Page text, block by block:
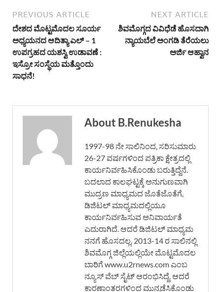
PREVIOUS ARTICLE
ದೇಶದ ಮೊಟ್ಟಮೊದಲ ಸೂರ್ಯ
ಅಧ್ಯಯನದ ಆದಿತ್ಯಾ ಎಲ್ – 1
ಉಪಗ್ರಹದ ಯಶಸ್ವಿ ಉಡಾವಣೆ :
ಇಸ್ರೋ ಸಂಸ್ಥೆಯ ಮತ್ತೊಂದು
ಸಾಧನೆ!
NEXT ARTICLE
ಶಿವಮೊಗ್ಗದ ವಿವಿಧೆಡೆ ಹೊಸದಾಗಿ
ನ್ಯಾಯಬೆಲೆ ಅಂಗಡಿ ತೆರೆಯಲು
ಅರ್ಜಿ ಆಹ್ವಾನ
About B.Renukesha
1997-98 ನೇ ಸಾಲಿನಿಂದ, ಸರಿಸುಮಾರು
26-27 ವರ್ಷಗಳಿಂದ ಪತ್ರಿಕಾ ಕ್ಷೇತ್ರದಲ್ಲಿ
ಕಾರ್ಯನಿರ್ವಹಿಸಿಕೊಂಡು ಬರುತ್ತಿದ್ದೆನೆ.
ಬದಲಾದ ಕಾಲಘಟ್ಟಕ್ಕೆ ಅನುಗುಣವಾಗಿ
ಮುದ್ರಣ ಮಾಧ್ಯಮದ ಜೊತೆಜೊತೆಗೆ,
ಡಿಜಿಟಲ್ ಮಾಧ್ಯಮದಲ್ಲಿಯೂ
ಕಾರ್ಯನಿರ್ವಹಿಸುವ ಅನಿವಾರ್ಯತೆ
ಎದುರಾಗಿದೆ. ಆದರೆ ಡಿಜಿಟಲ್ ಮಾಧ್ಯಮ
ನನಗೆ ಹೊಸದಲ್ಲ. 2013-14 ರ ಸಾಲಿನಲ್ಲಿ
ಶಿವಮೊಗ್ಗ ಜಿಲ್ಲೆಯಲ್ಲಿಯೇ ಮೊಟ್ಟಮೊದಲ
ಬಾರಿಗೆ www.u2rnews.com ಎಂಬ
ನ್ಯೂಸ್ ವೆಬ್ ಸೈಟ್ ಆರಂಭಿಸಿದ್ದೆ. ಆದರೆ
ಕಾರಣಾಂತರಗಳಿಂದ ಮುನ್ನಡೆಸಿಕೊಂಡು